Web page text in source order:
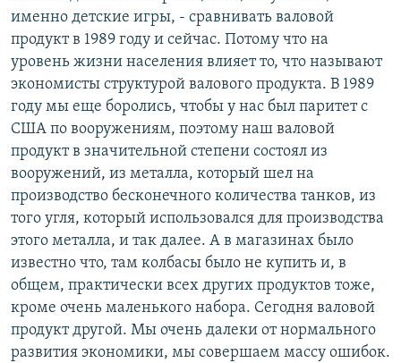
именно детские игры, - сравнивать валовой
продукт в 1989 году и сейчас. Потому что на
уровень жизни населения влияет то, что называют
экономисты структурой валового продукта. В 1989
году мы еще боролись, чтобы у нас был паритет с
США по вооружениям, поэтому наш валовой
продукт в значительной степени состоял из
вооружений, из металла, который шел на
производство бесконечного количества танков, из
того угля, который использовался для производства
этого металла, и так далее. А в магазинах было
известно что, там колбасы было не купить и, в
общем, практически всех других продуктов тоже,
кроме очень маленького набора. Сегодня валовой
продукт другой. Мы очень далеки от нормального
развития экономики, мы совершаем массу ошибок.